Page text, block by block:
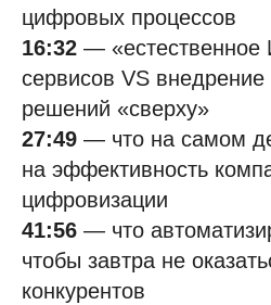
цифровых процессов
16:32 — «естественное
сервисов VS
решений «сверху»
27:49 — что на самом
на эффективность
цифровизации
41:56 — что
чтобы завтра не
конкурентов
Что будет на демо-встрече:
Обсудим ваши
и цели автоматизации.
Покажем реальные
на демо-площадках.
Задайте вопрос
или запросите демо-